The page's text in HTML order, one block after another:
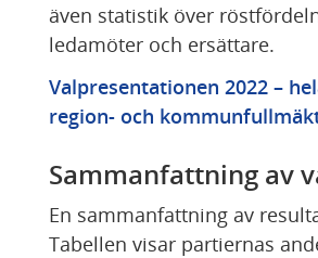
även statistik över
ledamöter och ersättare.
Valpresentationen 2022 –
region- och
Sammanfattning av
En sammanfattning av
Tabellen visar partiernas